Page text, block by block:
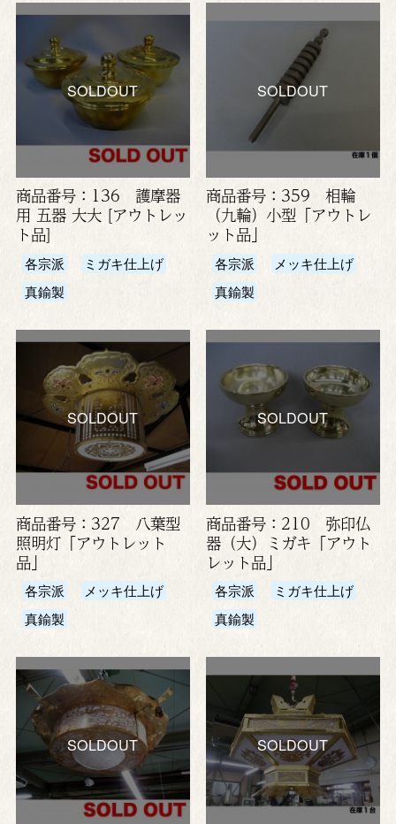
SOLDOUT
商品番号：136 護摩器
用 五器 大大 [アウトレッ
ト品]
各宗派
ミガキ仕上げ
真鍮製
SOLDOUT
商品番号：359 相輪
（九輪）小型「アウトレ
ット品」
各宗派
メッキ仕上げ
真鍮製
SOLDOUT
商品番号：327 八葉型
照明灯「アウトレット
品」
各宗派
メッキ仕上げ
真鍮製
SOLDOUT
商品番号：210 弥印仏
器（大）ミガキ「アウト
レット品」
各宗派
ミガキ仕上げ
真鍮製
SOLDOUT SOLDOUT